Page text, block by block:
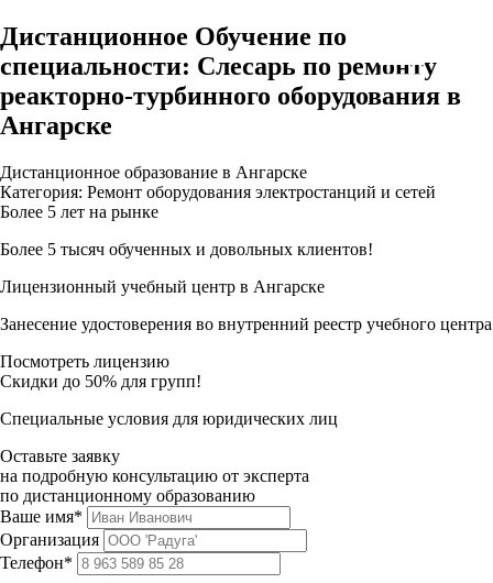
Дистанционное Обучение по
специальности: Слесарь по ремонту
реакторно-турбинного оборудования в
Ангарске
Дистанционное образование в Ангарске
Категория: Ремонт оборудования электростанций и сетей
Более 5 лет на рынке
Более 5 тысяч обученных и довольных клиентов!
Лицензионный учебный центр в Ангарске
Занесение удостоверения во внутренний реестр учебного центра
Посмотреть лицензию
Скидки до 50% для групп!
Специальные условия для юридических лиц
Оставьте заявку
на подробную консультацию от эксперта
по дистанционному образованию
Ваше имя*
Организация
Телефон*